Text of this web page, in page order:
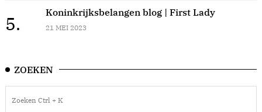
5.
Koninkrijksbelangen blog | First Lady
21 MEI 2023
ZOEKEN